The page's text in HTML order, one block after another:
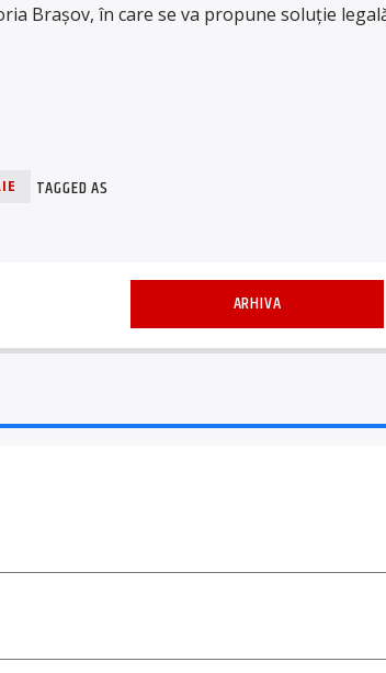
Brașov, în care se va propune soluție
TAGGED AS
ARHIVA